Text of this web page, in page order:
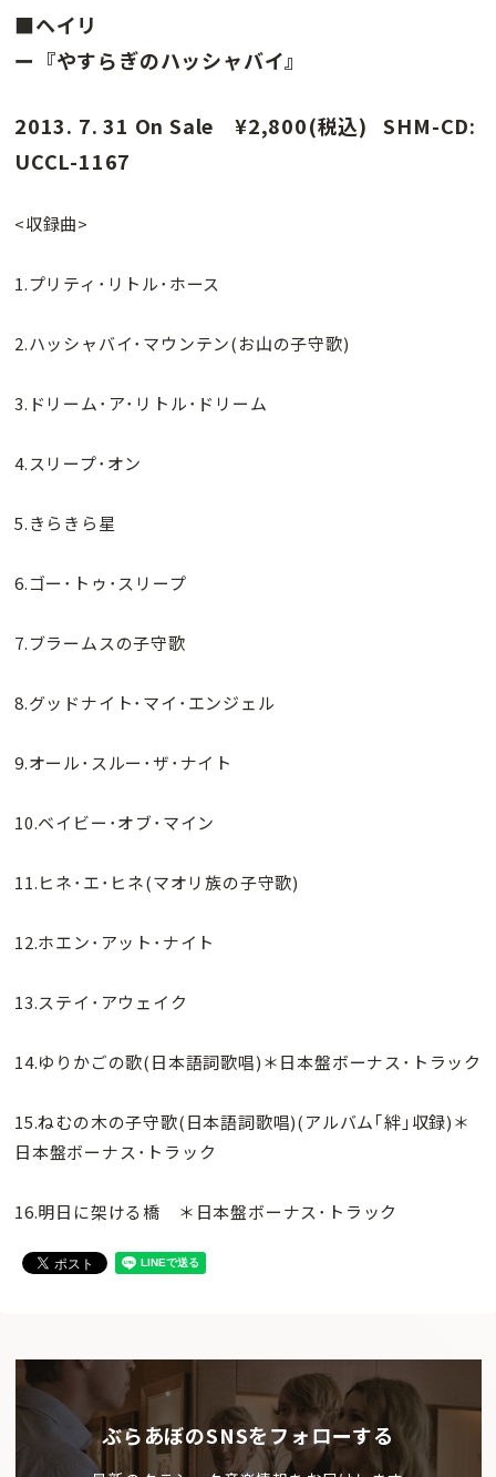
■ヘイリ
ー『やすらぎのハッシャバイ』
2013. 7. 31 On Sale ¥2,800(税込) SHM-CD:
UCCL-1167
<収録曲>
1.プリティ･リトル･ホース
2.ハッシャバイ･マウンテン(お山の子守歌)
3.ドリーム･ア･リトル･ドリーム
4.スリープ･オン
5.きらきら星
6.ゴー･トゥ･スリープ
7.ブラームスの子守歌
8.グッドナイト･マイ･エンジェル
9.オール･スルー･ザ･ナイト
10.ベイビー･オブ･マイン
11.ヒネ･エ･ヒネ(マオリ族の子守歌)
12.ホエン･アット･ナイト
13.ステイ･アウェイク
14.ゆりかごの歌(日本語詞歌唱)＊日本盤ボーナス･トラック
15.ねむの木の子守歌(日本語詞歌唱)(アルバム｢絆｣収録)＊
日本盤ボーナス･トラック
16.明日に架ける橋 ＊日本盤ボーナス･トラック
ぶらあぼのSNSをフォローする